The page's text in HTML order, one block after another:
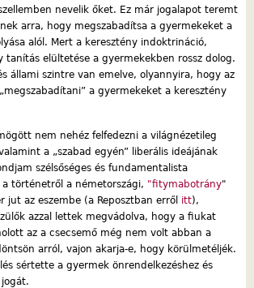
nevelik őket. Ez már jogalapot teremt
arra, hogy megszabadítsa a gyermekeket a
alól. Mert a keresztény indoktrináció,
tanítás elültetése a gyermekekben rossz dolog.
állami szintre van emelve, olyannyira, hogy az
a gyermekeket a keresztény
nem nehéz felfedezni a világnézetileg
a „szabad egyén” liberális ideájának
szélsőséges és fundamentalista
történetről a németországi, "fitymabotrány"
jut az eszembe (a Reposztban erről itt),
azzal lettek megvádolva, hogy a fiukat
az a csecsemő még nem volt abban a
arról, vajon akarja-e, hogy körülmetéljék.
sértette a gyermek önrendelkezéshez és
jogát.